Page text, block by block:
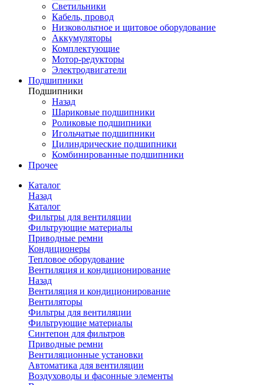
Светильники
Кабель, провод
Низковольтное и щитовое оборудование
Аккумуляторы
Комплектующие
Мотор-редукторы
Электродвигатели
Подшипники
Подшипники
Назад
Шариковые подшипники
Роликовые подшипники
Игольчатые подшипники
Цилиндрические подшипники
Комбинированные подшипники
Прочее
Каталог
Назад
Каталог
Фильтры для вентиляции
Фильтрующие материалы
Приводные ремни
Кондиционеры
Тепловое оборудование
Вентиляция и кондиционирование
Назад
Вентиляция и кондиционирование
Вентиляторы
Фильтры для вентиляции
Фильтрующие материалы
Синтепон для фильтров
Приводные ремни
Вентиляционные установки
Автоматика для вентиляции
Воздуховоды и фасонные элементы